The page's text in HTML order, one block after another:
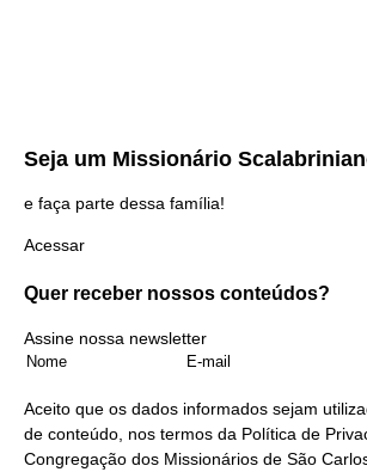
Seja um Missionário
e faça parte dessa família!
Acessar
Quer receber nossos conteúdos?
Assine nossa newsletter
Aceito que os dados informados sejam
de conteúdo, nos termos da Política de
Congregação dos Missionários de São